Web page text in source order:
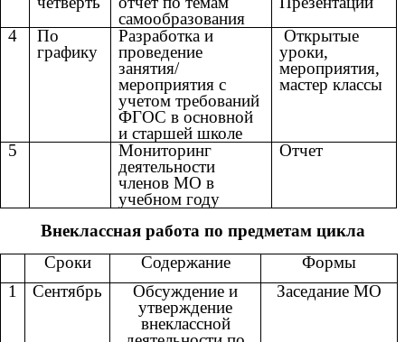
самообразования
4
По
графику
Разработка и
проведение
занятия/
мероприятия с
учетом требований
ФГОС в основной
и старшей школе
Открытые
уроки,
мероприятия,
мастер классы
5
Мониторинг
деятельности
членов МО в
учебном году
Отчет
Внеклассная работа по предметам цикла
Сроки
Содержание
Формы
1
Сентябрь
Обсуждение и
утверждение
внеклассной
Заседание МО